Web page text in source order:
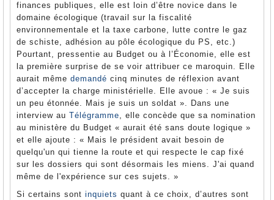
finances publiques, elle est loin d’être novice dans le
domaine écologique (travail sur la fiscalité
environnementale et la taxe carbone, lutte contre le gaz
de schiste, adhésion au pôle écologique du PS, etc.)
Pourtant, pressentie au Budget ou à l’Économie, elle est
la première surprise de se voir attribuer ce maroquin. Elle
aurait même demandé cinq minutes de réflexion avant
d’accepter la charge ministérielle. Elle avoue : « Je suis
un peu étonnée. Mais je suis un soldat ». Dans une
interview au Télégramme, elle concède que sa nomination
au ministère du Budget « aurait été sans doute logique »
et elle ajoute : « Mais le président avait besoin de
quelqu'un qui tienne la route et qui respecte le cap fixé
sur les dossiers qui sont désormais les miens. J'ai quand
même de l'expérience sur ces sujets. »
Si certains sont inquiets quant à ce choix, d’autres sont